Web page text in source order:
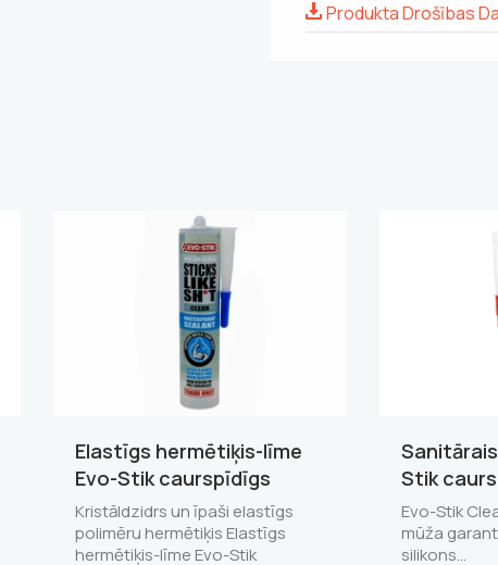
Produkta Drošības
Elastīgs hermētiķis-līme
Evo-Stik caurspīdīgs
Kristāldzidrs un īpaši elastīgs
polimēru hermētiķis Elastīgs
hermētiķis-līme Evo-Stik
Stik
Evo-Stik
mūža
silikons…